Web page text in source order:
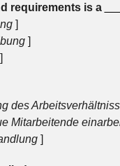
requirements is a
]
]
des
Mitarbeitende
]